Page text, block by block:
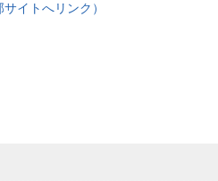
イトへリンク）